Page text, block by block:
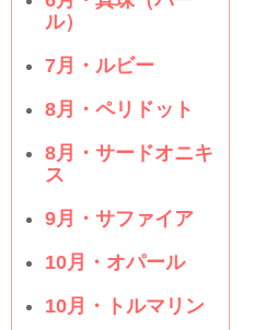
ル）
7月・ルビー
8月・ペリドット
8月・サードオニキ
ス
9月・サファイア
10月・オパール
10月・トルマリン